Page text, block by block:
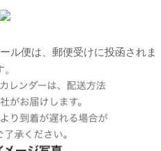
ル便は、郵便受けに投函されま
。